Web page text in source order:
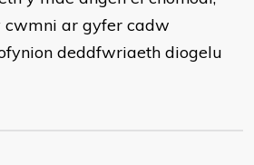
ar gyfer cadw
deddfwriaeth diogelu